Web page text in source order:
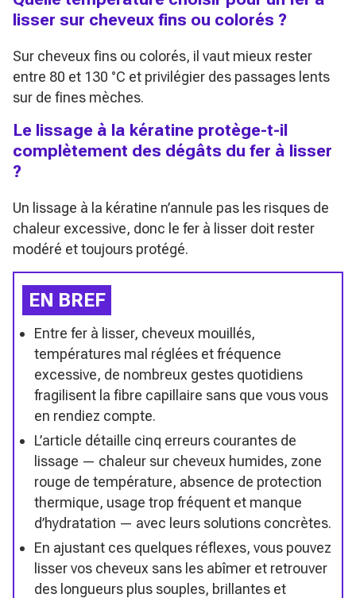
lisser sur cheveux fins ou colorés ?
Sur cheveux fins ou colorés, il vaut mieux rester
entre 80 et 130 °C et privilégier des passages lents
sur de fines mèches.
Le lissage à la kératine protège-t-il
complètement des dégâts du fer à lisser
?
Un lissage à la kératine n’annule pas les risques de
chaleur excessive, donc le fer à lisser doit rester
modéré et toujours protégé.
EN BREF
Entre fer à lisser, cheveux mouillés,
températures mal réglées et fréquence
excessive, de nombreux gestes quotidiens
fragilisent la fibre capillaire sans que vous vous
en rendiez compte.
L’article détaille cinq erreurs courantes de
lissage — chaleur sur cheveux humides, zone
rouge de température, absence de protection
thermique, usage trop fréquent et manque
d’hydratation — avec leurs solutions concrètes.
En ajustant ces quelques réflexes, vous pouvez
lisser vos cheveux sans les abîmer et retrouver
des longueurs plus souples, brillantes et